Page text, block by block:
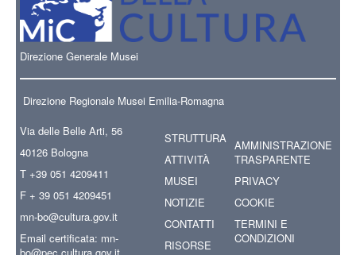
Direzione Generale Musei
Direzione Regionale Musei Emilia-Romagna
Via delle Belle Arti, 56
40126 Bologna
T +39 051 4209411
F + 39 051 4209451
mn-bo@cultura.gov.it
Email certificata: mn-
bo@pec.cultura.gov.it
STRUTTURA
ATTIVITÀ
MUSEI
NOTIZIE
CONTATTI
RISORSE
AMMINISTRAZIONE
TRASPARENTE
PRIVACY
COOKIE
TERMINI E
CONDIZIONI